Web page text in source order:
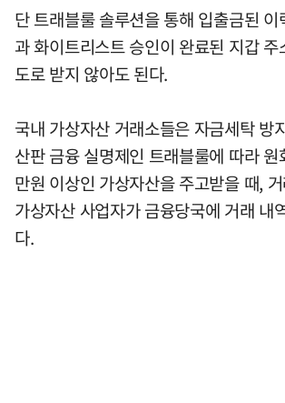
단 트래블룰 솔루션을 통해 입출금된
과 화이트리스트 승인이 완료된 지갑 주
도로 받지 않아도 된다.
국내 가상자산 거래소들은 자금세탁 방
산판 금융 실명제인 트래블룰에 따라
만원 이상인 가상자산을 주고받을 때,
가상자산 사업자가 금융당국에 거래 내
다.